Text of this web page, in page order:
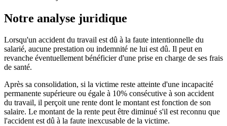
Notre analyse juridique
Lorsqu'un accident du travail est dû à la faute intentionnelle du
salarié, aucune prestation ou indemnité ne lui est dû. Il peut en
revanche éventuellement bénéficier d'une prise en charge de ses frais
de santé.
Après sa consolidation, si la victime reste atteinte d'une incapacité
permanente supérieure ou égale à 10% consécutive à son accident
du travail, il perçoit une rente dont le montant est fonction de son
salaire. Le montant de la rente peut être diminué s'il est reconnu que
l'accident est dû à la faute inexcusable de la victime.